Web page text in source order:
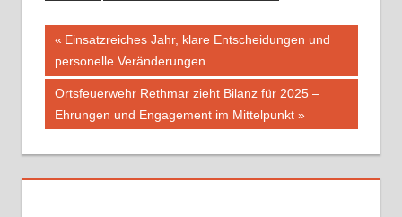
Beitragsnavigation
Vorheriger
Beitrag:
Einsatzreiches Jahr, klare Entscheidungen und
personelle Veränderungen
Nächster
Beitrag:
Ortsfeuerwehr Rethmar zieht Bilanz für 2025 –
Ehrungen und Engagement im Mittelpunkt